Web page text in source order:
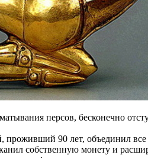
персов, бесконечно
90 лет, объединил
собственную монету и